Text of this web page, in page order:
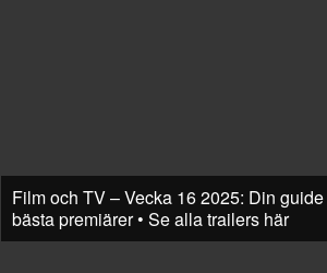
Film och TV – Vecka 16 2025: Din
bästa premiärer • Se alla trailers här